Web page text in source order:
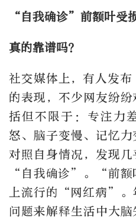
“自我确诊”前额叶受
真的靠谱吗？
社交媒体上，有人发
的表现，不少网友纷
括但不限于：专注力
怒、脑子变慢、记忆
对照自身情况，发现
“自我确诊”。“前额
上流行的“网红病”。
问题来解释生活中大